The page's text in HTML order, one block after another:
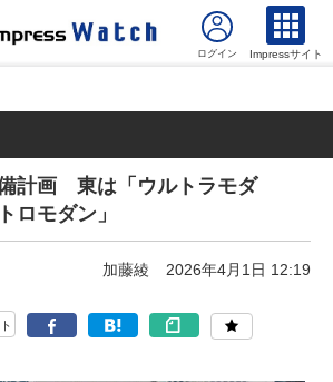
Impressサイト
計画 東は「ウルトラモダ
ロモダン」
加藤綾 2026年4月1日 12:19